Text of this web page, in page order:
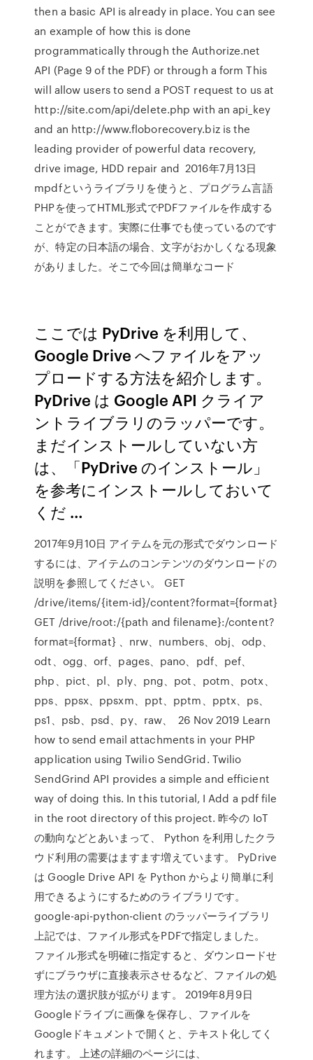
then a basic API is already in place. You can see
an example of how this is done
programmatically through the Authorize.net
API (Page 9 of the PDF) or through a form This
will allow users to send a POST request to us at
http://site.com/api/delete.php with an api_key
and an http://www.floborecovery.biz is the
leading provider of powerful data recovery,
drive image, HDD repair and 2016年7月13日
mpdfというライブラリを使うと、プログラム言語
PHPを使ってHTML形式でPDFファイルを作成する
ことができます。実際に仕事でも使っているのです
が、特定の日本語の場合、文字がおかしくなる現象
がありました。そこで今回は簡単なコード
ここでは PyDrive を利用して、
Google Drive へファイルをアッ
プロードする方法を紹介します。
PyDrive は Google API クライア
ントライブラリのラッパーです。
まだインストールしていない方
は、「PyDrive のインストール」
を参考にインストールしておいて
くだ …
2017年9月10日 アイテムを元の形式でダウンロード
するには、アイテムのコンテンツのダウンロードの
説明を参照してください。 GET
/drive/items/{item-id}/content?format={format}
GET /drive/root:/{path and filename}:/content?
format={format} 、nrw、numbers、obj、odp、
odt、ogg、orf、pages、pano、pdf、pef、
php、pict、pl、ply、png、pot、potm、potx、
pps、ppsx、ppsxm、ppt、pptm、pptx、ps、
ps1、psb、psd、py、raw、 26 Nov 2019 Learn
how to send email attachments in your PHP
application using Twilio SendGrid. Twilio
SendGrind API provides a simple and efficient
way of doing this. In this tutorial, I Add a pdf file
in the root directory of this project. 昨今の IoT
の動向などとあいまって、 Python を利用したクラ
ウド利用の需要はますます増えています。 PyDrive
は Google Drive API を Python からより簡単に利
用できるようにするためのライブラリです。
google-api-python-client のラッパーライブラリ
上記では、ファイル形式をPDFで指定しました。
ファイル形式を明確に指定すると、ダウンロードせ
ずにブラウザに直接表示させるなど、ファイルの処
理方法の選択肢が拡がります。 2019年8月9日
Googleドライブに画像を保存し、ファイルを
Googleドキュメントで開くと、テキスト化してく
れます。 上述の詳細のページには、